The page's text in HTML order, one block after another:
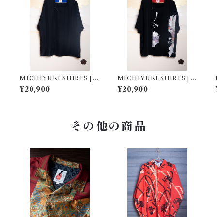
MICHIYUKI SHIRTS | L
| 267003
¥20,900
MICHIYUKI SHIRTS | L
| 267004
¥20,900
その他の商品